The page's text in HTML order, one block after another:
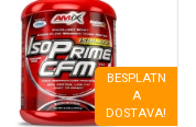
BESPLATN
A
DOSTAVA!